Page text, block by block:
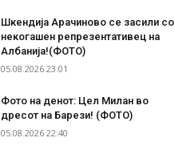
Шкендија Арачиново се засили со
некогашен репрезентативец на
Албанија!(ФОТО)
05.08.2026 23:01
Фото на денот: Цел Милан во
дресот на Барези! (ФОТО)
05.08.2026 22:40